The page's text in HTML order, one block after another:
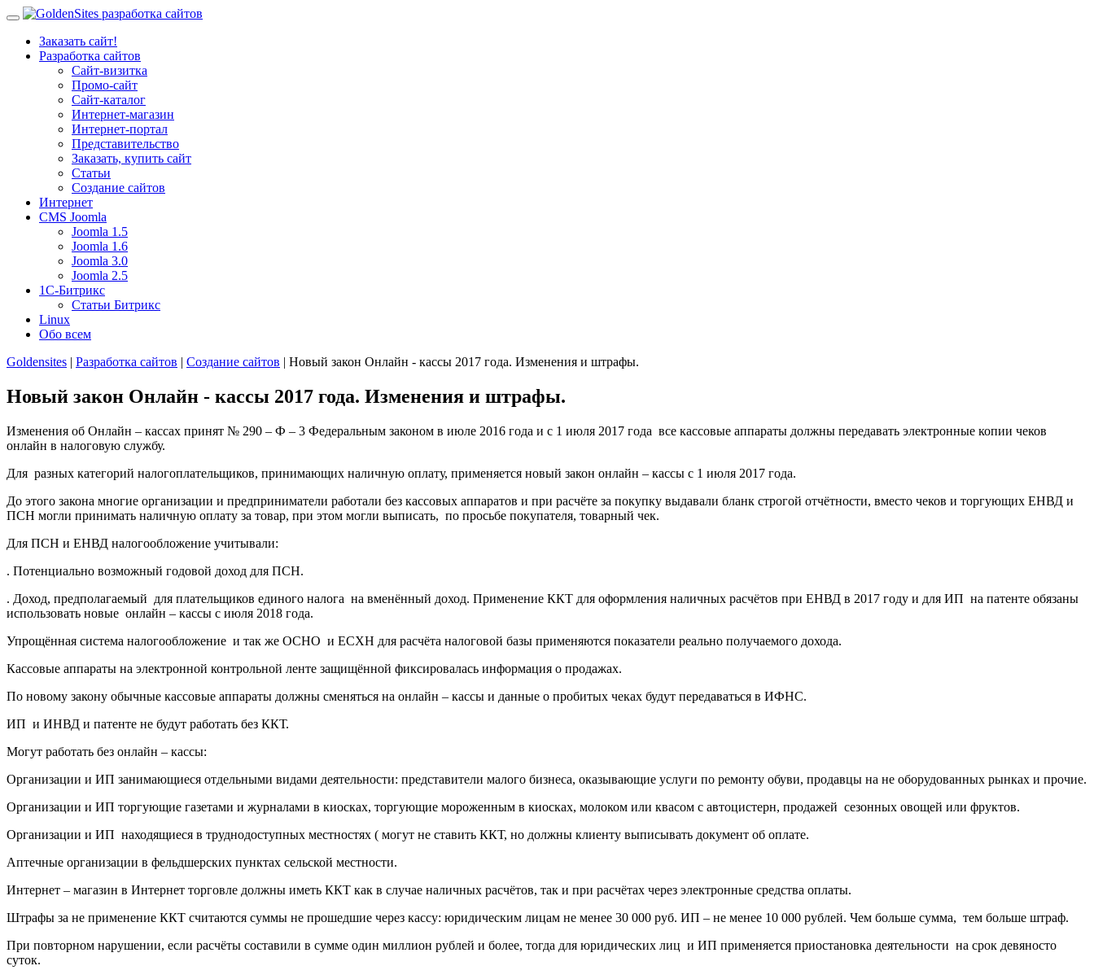
Заказать сайт!
Разработка сайтов
Сайт-визитка
Промо-сайт
Сайт-каталог
Интернет-магазин
Интернет-портал
Представительство
Заказать, купить сайт
Статьи
Создание сайтов
Интернет
CMS Joomla
Joomla 1.5
Joomla 1.6
Joomla 3.0
Joomla 2.5
1С-Битрикс
Статьи Битрикс
Linux
Обо всем
Goldensites | Разработка сайтов | Создание сайтов | Новый закон Онлайн - кассы 2017 года. Изменения и штрафы.
Новый закон Онлайн - кассы 2017 года. Изменения и штрафы.
Изменения об Онлайн – кассах принят № 290 – Ф – 3 Федеральным законом в июле 2016 года и с 1 июля 2017 года все кассовые аппараты должны передавать электронные копии чеков
онлайн в налоговую службу.
Для разных категорий налогоплательщиков, принимающих наличную оплату, применяется новый закон онлайн – кассы с 1 июля 2017 года.
До этого закона многие организации и предприниматели работали без кассовых аппаратов и при расчёте за покупку выдавали бланк строгой отчётности, вместо чеков и торгующих ЕНВД и
ПСН могли принимать наличную оплату за товар, при этом могли выписать, по просьбе покупателя, товарный чек.
Для ПСН и ЕНВД налогообложение учитывали:
. Потенциально возможный годовой доход для ПСН.
. Доход, предполагаемый для плательщиков единого налога на вменённый доход. Применение ККТ для оформления наличных расчётов при ЕНВД в 2017 году и для ИП на патенте обязаны
использовать новые онлайн – кассы с июля 2018 года.
Упрощённая система налогообложение и так же ОСНО и ЕСХН для расчёта налоговой базы применяются показатели реально получаемого дохода.
Кассовые аппараты на электронной контрольной ленте защищённой фиксировалась информация о продажах.
По новому закону обычные кассовые аппараты должны сменяться на онлайн – кассы и данные о пробитых чеках будут передаваться в ИФНС.
ИП и ИНВД и патенте не будут работать без ККТ.
Могут работать без онлайн – кассы:
Организации и ИП занимающиеся отдельными видами деятельности: представители малого бизнеса, оказывающие услуги по ремонту обуви, продавцы на не оборудованных рынках и прочие.
Организации и ИП торгующие газетами и журналами в киосках, торгующие мороженным в киосках, молоком или квасом с автоцистерн, продажей сезонных овощей или фруктов.
Организации и ИП находящиеся в труднодоступных местностях ( могут не ставить ККТ, но должны клиенту выписывать документ об оплате.
Аптечные организации в фельдшерских пунктах сельской местности.
Интернет – магазин в Интернет торговле должны иметь ККТ как в случае наличных расчётов, так и при расчётах через электронные средства оплаты.
Штрафы за не применение ККТ считаются суммы не прошедшие через кассу: юридическим лицам не менее 30 000 руб. ИП – не менее 10 000 рублей. Чем больше сумма, тем больше штраф.
При повторном нарушении, если расчёты составили в сумме один миллион рублей и более, тогда для юридических лиц и ИП применяется приостановка деятельности на срок девяносто
суток.